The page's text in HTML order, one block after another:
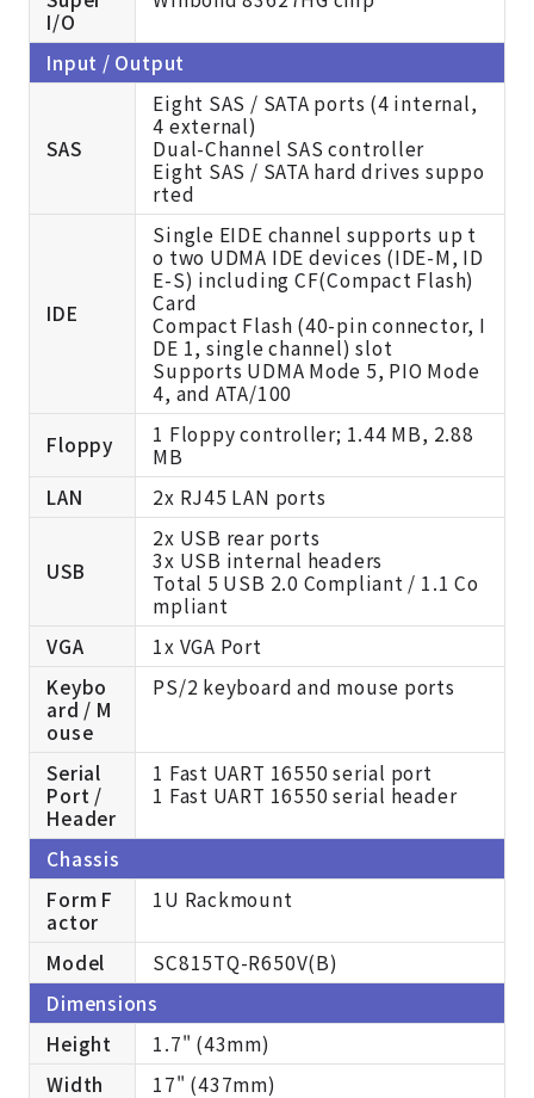
I/O
Input / Output
SAS
Eight SAS / SATA ports (4 internal,
4 external)
Dual-Channel SAS controller
Eight SAS / SATA hard drives suppo
rted
IDE
Single EIDE channel supports up t
o two UDMA IDE devices (IDE-M, ID
E-S) including CF(Compact Flash)
Card
Compact Flash (40-pin connector, I
DE 1, single channel) slot
Supports UDMA Mode 5, PIO Mode
4, and ATA/100
Floppy
1 Floppy controller; 1.44 MB, 2.88
MB
LAN
2x RJ45 LAN ports
USB
2x USB rear ports
3x USB internal headers
Total 5 USB 2.0 Compliant / 1.1 Co
mpliant
VGA
1x VGA Port
Keybo
ard / M
ouse
PS/2 keyboard and mouse ports
Serial
Port /
Header
1 Fast UART 16550 serial port
1 Fast UART 16550 serial header
Chassis
Form F
actor
1U Rackmount
Model
SC815TQ-R650V(B)
Dimensions
Height
1.7" (43mm)
Width
17" (437mm)